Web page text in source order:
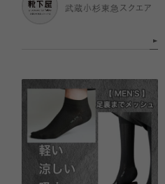
武蔵小杉東急スクエア